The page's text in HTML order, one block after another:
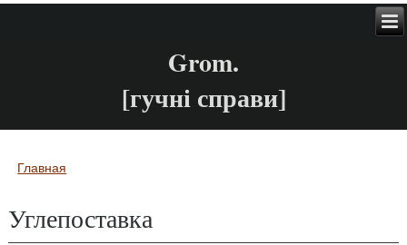
Grom.
[гучні справи]
Вы здесь
Главная
Углепоставка